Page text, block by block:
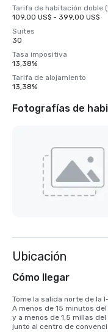
Tarifa de habitación doble
109,00 US$ - 399,00 US$
Suites
30
Tasa impositiva
13,38%
Tarifa de alojamiento
13,38%
Fotografías de
Ubicación
Cómo llegar
Tome la salida norte de la
A menos de 15 minutos
y a menos de 1,5 millas
junto al centro de